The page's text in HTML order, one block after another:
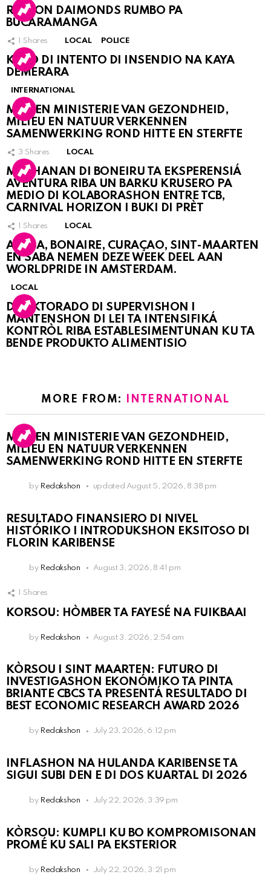
RINCON DAIMONDS RUMBO PA
BUCARAMANGA
Shares LOCAL POLICE
KASO DI INTENTO DI INSENDIO NA KAYA
DEMERARA
INTERNATIONAL
MDC EN MINISTERIE VAN GEZONDHEID,
MILIEU EN NATUUR VERKENNEN
SAMENWERKING ROND HITTE EN STERFTE
3 Shares LOCAL
MUCHANAN DI BONEIRU TA EKSPERENSIÁ
AVENTURA RIBA UN BARKU KRUSERO PA
MEDIO DI KOLABORASHON ENTRE TCB,
CARNIVAL HORIZON I BUKI DI PRÈT
Shares LOCAL
ARUBA, BONAIRE, CURAÇAO, SINT-MAARTEN
EN SABA NEMEN DEZE WEEK DEEL AAN
WORLDPRIDE IN AMSTERDAM.
LOCAL
DIREKTORADO DI SUPERVISHON I
MANTENSHON DI LEI TA INTENSIFIKÁ
KONTRÒL RIBA ESTABLESIMENTUNAN KU TA
BENDE PRODUKTO ALIMENTISIO
MORE FROM: INTERNATIONAL
MDC EN MINISTERIE VAN GEZONDHEID,
MILIEU EN NATUUR VERKENNEN
SAMENWERKING ROND HITTE EN STERFTE
by Redakshon updated August 5, 2026, 8:38 pm
RESULTADO FINANSIERO DI NIVEL
HISTÓRIKO I INTRODUKSHON EKSITOSO DI
FLORIN KARIBENSE
by Redakshon August 3, 2026, 8:41 pm
1 Shares
KORSOU: HÒMBER TA FAYESÉ NA FUIKBAAI
by Redakshon August 3, 2026, 2:54 am
KÒRSOU I SINT MAARTEN: FUTURO DI
INVESTIGASHON EKONÓMIKO TA PINTA
BRIANTE CBCS TA PRESENTÁ RESULTADO DI
BEST ECONOMIC RESEARCH AWARD 2026
by Redakshon July 23, 2026, 6:12 pm
INFLASHON NA HULANDA KARIBENSE TA
SIGUI SUBI DEN E DI DOS KUARTAL DI 2026
by Redakshon July 22, 2026, 3:39 pm
KÒRSOU: KUMPLI KU BO KOMPROMISONAN
PROMÉ KU SALI PA EKSTERIOR
by Redakshon July 22, 2026, 3:21 pm